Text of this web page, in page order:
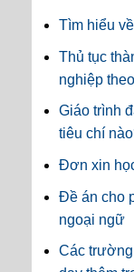
Tìm hiểu
Thủ tục
nghiệp
Giáo trình
tiêu chí
Đơn xin
Đề án cho
ngoại ngữ
Các